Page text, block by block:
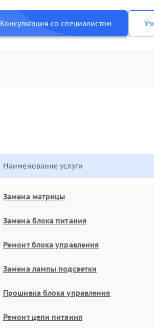
Консультация со специалистом
Наименование услуги
Замена матрицы
Замена блока питания
Ремонт блока управления
Замена лампы подсветки
Прошивка блока управления
Ремонт цепи питания